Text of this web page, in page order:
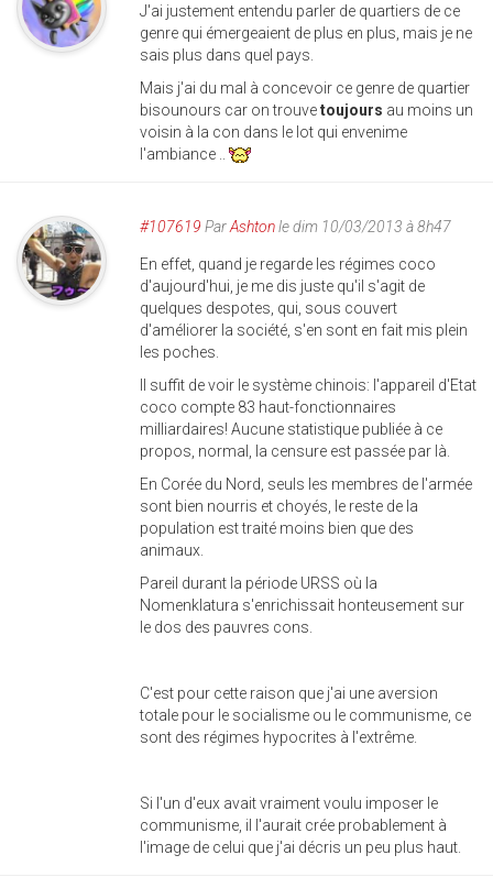
J'ai justement entendu parler de quartiers de ce
genre qui émergeaient de plus en plus, mais je ne
sais plus dans quel pays.
Mais j'ai du mal à concevoir ce genre de quartier
bisounours car on trouvetoujours au moins un
voisin à la con dans le lot qui envenime
l'ambiance ..
#107619 ParAshtonle dim 10/03/2013 à 8h47
En effet, quand je regarde les régimes coco
d'aujourd'hui, je me dis juste qu'il s'agit de
quelques despotes, qui, sous couvert
d'améliorer la société, s'en sont en fait mis plein
les poches.
Il suffit de voir le système chinois: l'appareil d'Etat
coco compte 83 haut-fonctionnaires
milliardaires! Aucune statistique publiée à ce
propos, normal, la censure est passée par là.
En Corée du Nord, seuls les membres de l'armée
sont bien nourris et choyés, le reste de la
population est traité moins bien que des
animaux.
Pareil durant la période URSS où la
Nomenklatura s'enrichissait honteusement sur
le dos des pauvres cons.
C'est pour cette raison que j'ai une aversion
totale pour le socialisme ou le communisme, ce
sont des régimes hypocrites à l'extrême.
Si l'un d'eux avait vraiment voulu imposer le
communisme, il l'aurait crée probablement à
l'image de celui que j'ai décris un peu plus haut.